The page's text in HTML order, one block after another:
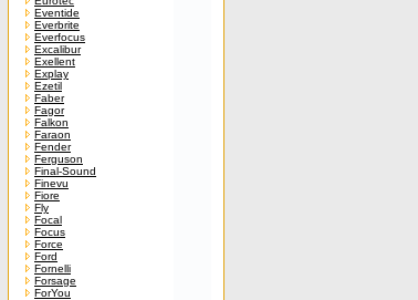
Eventide
Everbrite
Everfocus
Excalibur
Exellent
Explay
Ezetil
Faber
Fagor
Falkon
Faraon
Fender
Ferguson
Final-Sound
Finevu
Fiore
Fly
Focal
Focus
Force
Ford
Fornelli
Forsage
ForYou